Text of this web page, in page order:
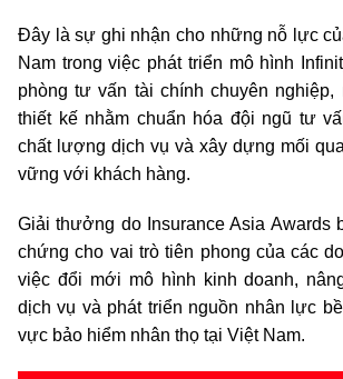
Đây là sự ghi nhận cho những nỗ lực
Nam trong việc phát triển mô hình
phòng tư vấn tài chính chuyên
thiết kế nhằm chuẩn hóa đội ngũ tư
chất lượng dịch vụ và xây dựng mối
vững với khách hàng.
Giải thưởng do Insurance Asia Awards
chứng cho vai trò tiên phong của các
việc đổi mới mô hình kinh doanh,
dịch vụ và phát triển nguồn nhân lực
vực bảo hiểm nhân thọ tại Việt Nam.